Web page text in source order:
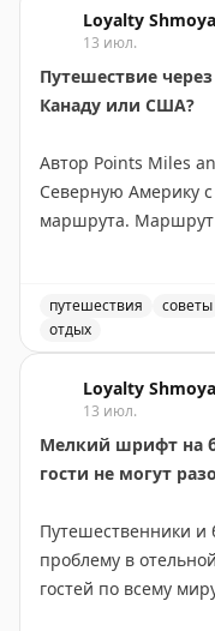
Loyalty
13 июл.
Путешествие
Канаду или США?
Автор Points Miles
Северную Америку
маршрута.
экономнее по
главное открытие
неожиданные
номер, а ужин
погребу.
более
Северного Онтарио,
Канаду и выделите
вроде Вавы или
справедливо
путешествия советы
отдых
Loyalty
13 июл.
Мелкий шрифт на
гости не могут
Путешественники и
проблему в
гостей по всему